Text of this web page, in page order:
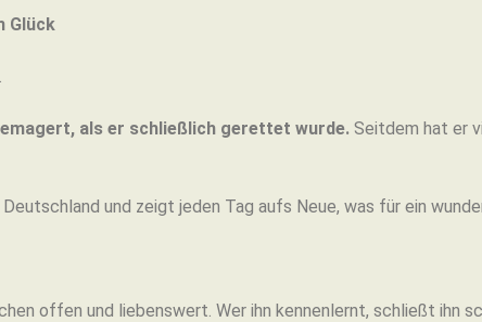
Glück
als er schließlich gerettet wurde. Seitdem hat er
und zeigt jeden Tag aufs Neue, was für ein
offen und liebenswert. Wer ihn kennenlernt, schließt ihn